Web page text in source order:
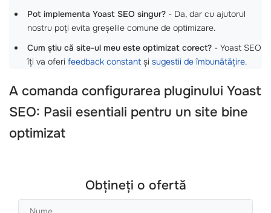
Pot implementa Yoast SEO singur? - Da, dar cu ajutorul
nostru poți evita greșelile comune de optimizare.
Cum știu că site-ul meu este optimizat corect? - Yoast SEO
îți va oferi feedback constant și sugestii de îmbunătățire.
A comanda configurarea pluginului Yoast
SEO: Pasii esentiali pentru un site bine
optimizat
Obțineți o ofertă